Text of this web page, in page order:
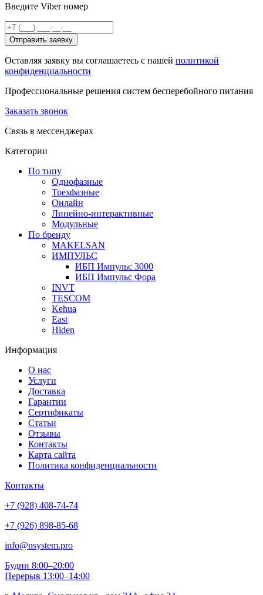
Введите Viber номер
Отправить заявку
Оставляя заявку вы соглашаетесь с нашей политикой
конфиденциальности
Профессиональные решения систем бесперебойного питания
Заказать звонок
Связь в мессенджерах
Категории
По типу
Однофазные
Трехфазные
Онлайн
Линейно-интерактивные
Модульные
По бренду
MAKELSAN
ИМПУЛЬС
ИБП Импульс 3000
ИБП Импульс Фора
INVT
TESCOM
Kehua
East
Hiden
Информация
О нас
Услуги
Доставка
Гарантии
Сертификаты
Статьи
Отзывы
Контакты
Карта сайта
Политика конфиденциальности
Контакты
+7 (928) 408-74-74
+7 (926) 898-85-68
info@nsystem.pro
Будни 8:00–20:00
Перерыв 13:00–14:00